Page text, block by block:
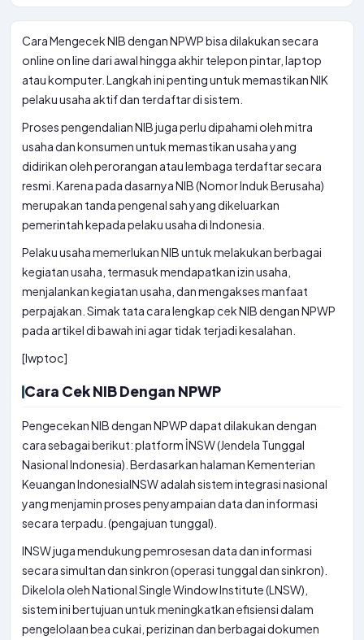
Cara Mengecek NIB dengan NPWP bisa dilakukan secara
online on line dari awal hingga akhir telepon pintar, laptop
atau komputer. Langkah ini penting untuk memastikan NIK
pelaku usaha aktif dan terdaftar di sistem.
Proses pengendalian NIB juga perlu dipahami oleh mitra
usaha dan konsumen untuk memastikan usaha yang
didirikan oleh perorangan atau lembaga terdaftar secara
resmi. Karena pada dasarnya NIB (Nomor Induk Berusaha)
merupakan tanda pengenal sah yang dikeluarkan
pemerintah kepada pelaku usaha di Indonesia.
Pelaku usaha memerlukan NIB untuk melakukan berbagai
kegiatan usaha, termasuk mendapatkan izin usaha,
menjalankan kegiatan usaha, dan mengakses manfaat
perpajakan. Simak tata cara lengkap cek NIB dengan NPWP
pada artikel di bawah ini agar tidak terjadi kesalahan.
[lwptoc]
Cara Cek NIB Dengan NPWP
Pengecekan NIB dengan NPWP dapat dilakukan dengan
cara sebagai berikut: platform İNSW (Jendela Tunggal
Nasional Indonesia). Berdasarkan halaman Kementerian
Keuangan IndonesiaINSW adalah sistem integrasi nasional
yang menjamin proses penyampaian data dan informasi
secara terpadu. (pengajuan tunggal).
INSW juga mendukung pemrosesan data dan informasi
secara simultan dan sinkron (operasi tunggal dan sinkron).
Dikelola oleh National Single Window Institute (LNSW),
sistem ini bertujuan untuk meningkatkan efisiensi dalam
pengelolaan bea cukai, perizinan dan berbagai dokumen